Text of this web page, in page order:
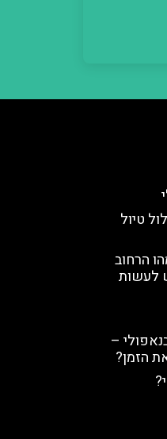
טיול
הרחוב
לעשות
–
הזמן?